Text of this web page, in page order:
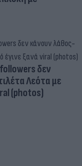
δεν
Λεότα με
(photos)